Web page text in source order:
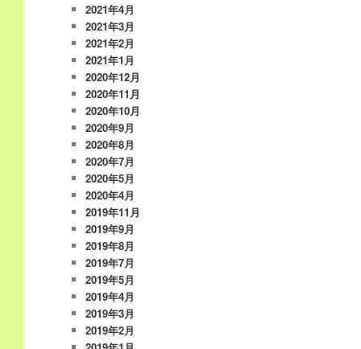
2021年4月
2021年3月
2021年2月
2021年1月
2020年12月
2020年11月
2020年10月
2020年9月
2020年8月
2020年7月
2020年5月
2020年4月
2019年11月
2019年9月
2019年8月
2019年7月
2019年5月
2019年4月
2019年3月
2019年2月